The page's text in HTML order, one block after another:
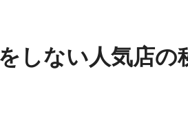
しない人気店の